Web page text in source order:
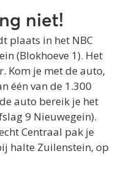
niet!
plaats in het NBC
(Blokhoeve 1). Het
Kom je met de auto,
één van de 1.300
auto bereik je het
9 Nieuwegein).
Centraal pak je
halte Zuilenstein, op